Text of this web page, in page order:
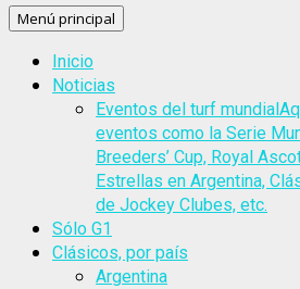
Menú principal
Inicio
Noticias
Eventos del turf mundial
eventos como la Serie
Breeders’ Cup, Royal
Estrellas en Argentina,
de Jockey Clubes, etc.
Sólo G1
Clásicos, por país
Argentina